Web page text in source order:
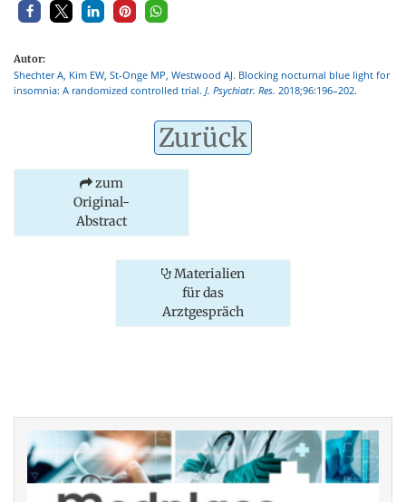
Autor:
Shechter A, Kim EW, St-Onge MP, Westwood AJ. Blocking nocturnal blue light for
insomnia: A randomized controlled trial. J. Psychiatr. Res. 2018;96:196–202.
Zurück
zum
Original-
Abstract
Materialien
für das
Arztgespräch